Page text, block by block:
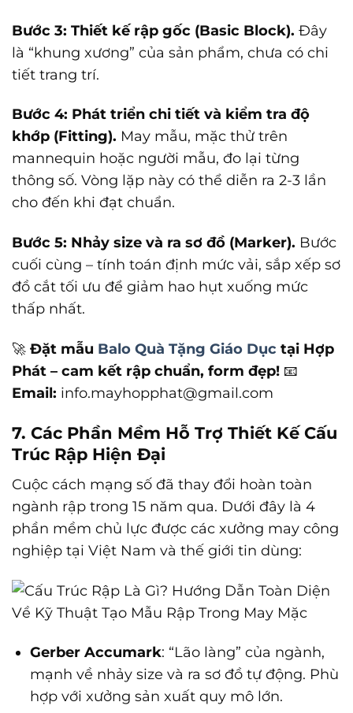
Bước 3: Thiết kế rập gốc (Basic Block). Đây
là “khung xương” của sản phẩm, chưa có chi
tiết trang trí.
Bước 4: Phát triển chi tiết và kiểm tra độ
khớp (Fitting). May mẫu, mặc thử trên
mannequin hoặc người mẫu, đo lại từng
thông số. Vòng lặp này có thể diễn ra 2-3 lần
cho đến khi đạt chuẩn.
Bước 5: Nhảy size và ra sơ đồ (Marker). Bước
cuối cùng – tính toán định mức vải, sắp xếp sơ
đồ cắt tối ưu để giảm hao hụt xuống mức
thấp nhất.
🚀 Đặt mẫu Balo Quà Tặng Giáo Dục tại Hợp
Phát – cam kết rập chuẩn, form đẹp! 📧
Email: info.mayhopphat@gmail.com
7. Các Phần Mềm Hỗ Trợ Thiết Kế Cấu
Trúc Rập Hiện Đại
Cuộc cách mạng số đã thay đổi hoàn toàn
ngành rập trong 15 năm qua. Dưới đây là 4
phần mềm chủ lực được các xưởng may công
nghiệp tại Việt Nam và thế giới tin dùng:
Gerber Accumark: “Lão làng” của ngành,
mạnh về nhảy size và ra sơ đồ tự động. Phù
hợp với xưởng sản xuất quy mô lớn.